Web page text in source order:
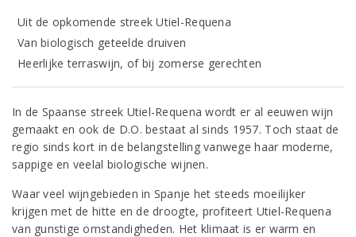
Uit de opkomende streek Utiel-Requena
Van biologisch geteelde druiven
Heerlijke terraswijn, of bij zomerse gerechten
In de Spaanse streek Utiel-Requena wordt er al eeuwen wijn
gemaakt en ook de D.O. bestaat al sinds 1957. Toch staat de
regio sinds kort in de belangstelling vanwege haar moderne,
sappige en veelal biologische wijnen.
Waar veel wijngebieden in Spanje het steeds moeilijker
krijgen met de hitte en de droogte, profiteert Utiel-Requena
van gunstige omstandigheden. Het klimaat is er warm en